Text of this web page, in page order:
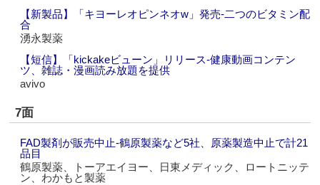
【新製品】「キヨーレオピンネオw」発売‐二つのビタミン配
合
湧永製薬
【短信】「kickakeビューン」リリース‐健康動画コンテン
ツ、雑誌・漫画読み放題を提供
avivo
7面
FAD製剤が販売中止‐鶴原製薬など5社、原薬製造中止で計21
品目
鶴原製薬、トーアエイヨー、日東メディック、ロートニッテ
ン、わかもと製薬